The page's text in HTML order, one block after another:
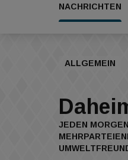
NACHRICHTEN
ALLGEMEIN
JEDEN